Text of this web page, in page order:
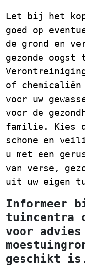
Let bij het
goed op
de grond en
gezonde oogst
of
voor uw
voor de
familie. Kies
schone en
u met een
van verse,
uit uw eigen
Informeer
tuincentra
voor
geschikt is.